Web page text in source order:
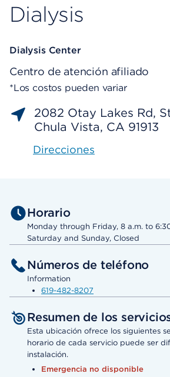
Dialysis
Dialysis Center
Centro de atención afiliado
*Los costos pueden variar
2082 Otay Lakes Rd,
Chula Vista, CA 91913
Direcciones
Horario
Monday through Friday, 8 a.m. to
Saturday and Sunday, Closed
Números de teléfono
Information
619-482-8207
Resumen de los
Esta ubicación ofrece los siguientes
horario de cada servicio puede ser
instalación.
Emergencia no disponible